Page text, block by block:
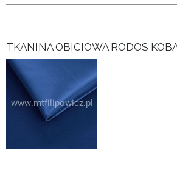
TKANINA OBICIOWA RODOS